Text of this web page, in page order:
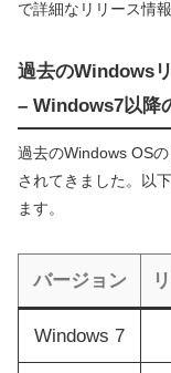
で詳細なリリース情
過去のWindows
– Windows7以降
過去のWindows OS
されてきました。以
ます。
バージョン
Windows 7